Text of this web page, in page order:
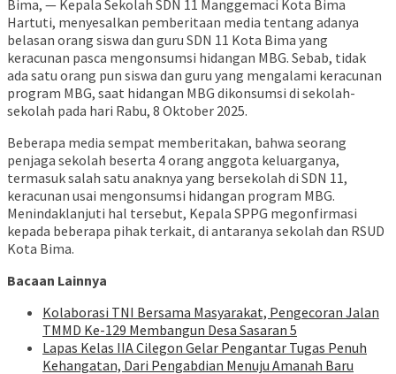
Bima, — Kepala Sekolah SDN 11 Manggemaci Kota Bima
Hartuti, menyesalkan pemberitaan media tentang adanya
belasan orang siswa dan guru SDN 11 Kota Bima yang
keracunan pasca mengonsumsi hidangan MBG. Sebab, tidak
ada satu orang pun siswa dan guru yang mengalami keracunan
program MBG, saat hidangan MBG dikonsumsi di sekolah-
sekolah pada hari Rabu, 8 Oktober 2025.
Beberapa media sempat memberitakan, bahwa seorang
penjaga sekolah beserta 4 orang anggota keluarganya,
termasuk salah satu anaknya yang bersekolah di SDN 11,
keracunan usai mengonsumsi hidangan program MBG.
Menindaklanjuti hal tersebut, Kepala SPPG megonfirmasi
kepada beberapa pihak terkait, di antaranya sekolah dan RSUD
Kota Bima.
Bacaan Lainnya
Kolaborasi TNI Bersama Masyarakat, Pengecoran Jalan
TMMD Ke-129 Membangun Desa Sasaran 5
Lapas Kelas IIA Cilegon Gelar Pengantar Tugas Penuh
Kehangatan, Dari Pengabdian Menuju Amanah Baru